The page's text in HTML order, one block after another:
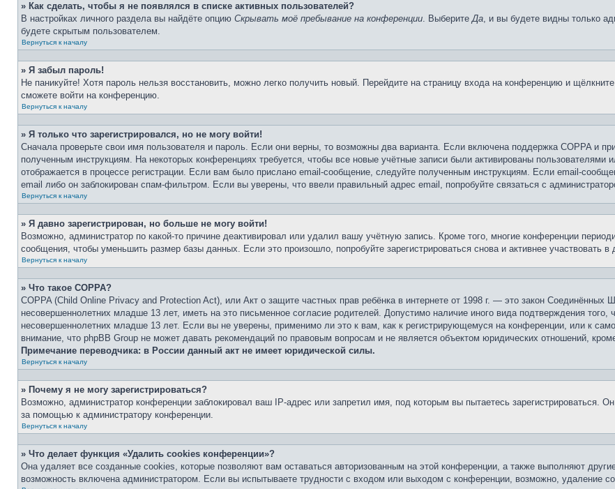
» Как сделать, чтобы я не появлялся в списке активных пользователей?
В настройках личного раздела вы найдёте опцию Скрывать моё пребывание на конференции. ВыберитеДа, и вы будете видны только
будете скрытым пользователем.
Вернуться к началу
» Я забыл пароль!
Не паникуйте! Хотя пароль нельзя восстановить, можно легко получить новый. Перейдите на страницу входа на конференцию и
сможете войти на конференцию.
Вернуться к началу
» Я только что зарегистрировался, но не могу войти!
Сначала проверьте свои имя пользователя и пароль. Если они верны, то возможны два варианта. Если включена поддержка COPPA и
полученным инструкциям. На некоторых конференциях требуется, чтобы все новые учётные записи были активированы
отображается в процессе регистрации. Если вам было прислано email-сообщение, следуйте полученным инструкциям. Если email-
email либо он заблокирован спам-фильтром. Если вы уверены, что ввели правильный адрес email, попробуйте связаться с
Вернуться к началу
» Я давно зарегистрирован, но больше не могу войти!
Возможно, администратор по какой-то причине деактивировал или удалил вашу учётную запись. Кроме того, многие конференции
сообщения, чтобы уменьшить размер базы данных. Если это произошло, попробуйте зарегистрироваться снова и активнее участвовать в
Вернуться к началу
» Что такое COPPA?
COPPA (Child Online Privacy and Protection Act), или Акт о защите частных прав ребёнка в интернете от 1998 г. — это закон
несовершеннолетних младше 13 лет, иметь на это письменное согласие родителей. Допустимо наличие иного вида подтверждения
несовершеннолетних младше 13 лет. Если вы не уверены, применимо ли это к вам, как к регистрирующемуся на конференции, или к
внимание, что phpBB Group не может давать рекомендаций по правовым вопросам и не является объектом юридических отношений,
Примечание переводчика: в России данный акт не имеет юридической силы.
Вернуться к началу
» Почему я не могу зарегистрироваться?
Возможно, администратор конференции заблокировал ваш IP-адрес или запретил имя, под которым вы пытаетесь зарегистрироваться.
за помощью к администратору конференции.
Вернуться к началу
» Что делает функция «Удалить cookies конференции»?
Она удаляет все созданные cookies, которые позволяют вам оставаться авторизованным на этой конференции, а также выполняют
возможность включена администратором. Если вы испытываете трудности с входом или выходом с конференции, возможно, удаление